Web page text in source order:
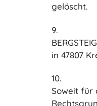
gelöscht.
9.
in 47807
10.
Soweit für